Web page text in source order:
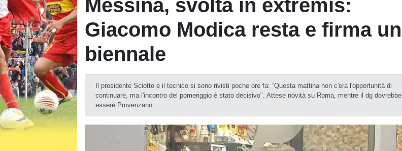
Messina, svolta in extremis:
Giacomo Modica resta e firma un
biennale
Il presidente Sciotto e il tecnico si sono rivisti poche ore fa: “Questa mattina non c'era l'opportunità di
continuare, ma l'incontro del pomeriggio è stato decisivo". Attese novità su Roma, mentre il dg dovrebbe
essere Provenzano